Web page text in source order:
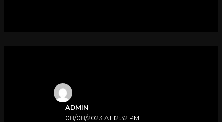
ADMIN
08/08/2023 AT 12:32 PM